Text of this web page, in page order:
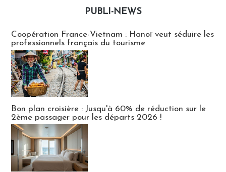
PUBLI-NEWS
Coopération France-Vietnam : Hanoï veut séduire les
professionnels français du tourisme
Bon plan croisière : Jusqu'à 60% de réduction sur le
2ème passager pour les départs 2026 !